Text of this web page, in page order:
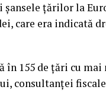
ţărilor la
care era indicată
în 155 de ţări cu
consultanţei